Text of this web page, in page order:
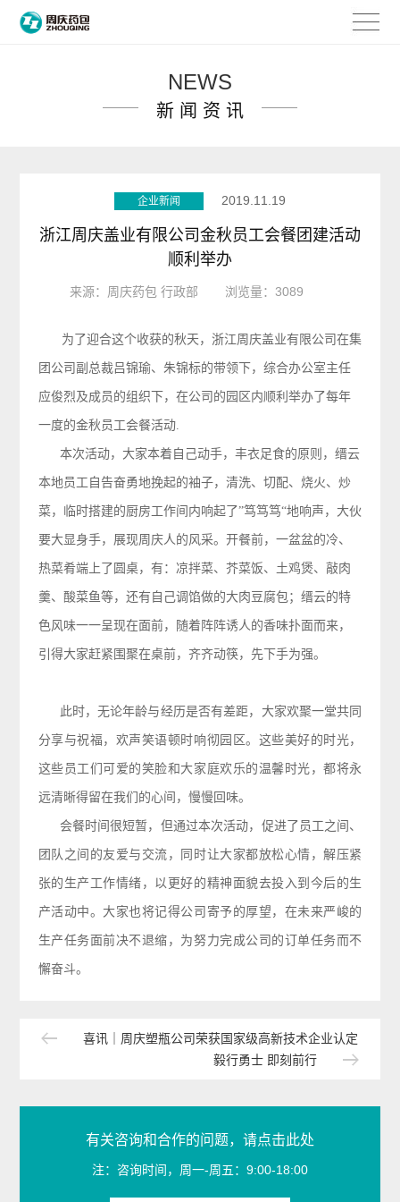
NEWS
新 闻 资 讯
企业新闻 2019.11.19
浙江周庆盖业有限公司金秋员工会餐团建活动
顺利举办
来源：周庆药包 行政部 浏览量：3089
为了迎合这个收获的秋天， 浙江周庆盖业有限公司在集
团公司副总裁吕锦瑜、朱锦标的带领下，综合办公室主任
应俊烈及成员的组织下，在公司的园区内顺利 举办了每年
一度的金秋员工会餐活动.
本次活动，大家本着自己动手，丰衣足食的原则，缙云
本地员工自告奋勇地挽起的袖子，清洗、切配、烧火、炒
菜，临时搭建的厨房工作间内响起了”笃笃笃“地响声，大伙
要大显身手，展现周庆人的风采。开餐前，一盆盆的冷、
热菜肴端上了圆桌，有：凉拌菜、芥菜饭、土鸡煲、敲肉
羹、酸菜鱼等，还有自己调馅做的大肉豆腐包；缙云的特
色风味一一呈现在面前，随着阵阵诱人的香味扑面而来，
引得大家赶紧围聚在桌前，齐齐动筷，先下手为强。
此时，无论年龄与经历是否有差距，大家欢聚一堂共同
分享与祝福，欢声笑语顿时响彻园区。这些美好的时光，
这些员工们可爱的笑脸和大家庭欢乐的温馨时光，都将永
远清晰得留在我们的心间，慢慢回味。
会餐时间很短暂，但通过本次活动， 促进了员工之间、
团队之间的友爱与 交流，同时让大家都放松心情，解压紧
张的生产工作情绪 ，以更好的精神面貌去投入到今后的生
产活动中。大家也将记得公司寄予的厚望， 在未来严峻的
生产任务面前决不退缩，为努力完成公司的订单任务而不
懈奋斗。
喜讯｜周庆塑瓶公司荣获国家级高新技术企业认定
毅行勇士 即刻前行
有关咨询和合作的问题，请点击此处
注：咨询时间，周一-周五：9:00-18:00